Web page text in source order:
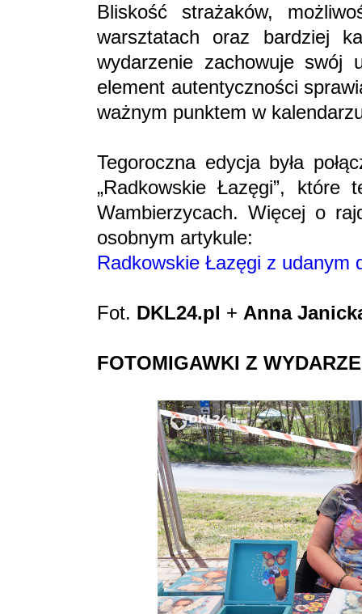
Bliskość strażaków,
warsztatach oraz bardziej
wydarzenie zachowuje swój
element autentyczności
ważnym punktem w
Tegoroczna edycja była
„Radkowskie Łazęgi”, które
Wambierzycach. Więcej o
osobnym artykule:
Radkowskie Łazęgi z udanym
Fot. DKL24.pl + Anna
FOTOMIGAWKI Z